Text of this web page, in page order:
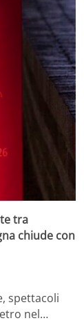
tra
chiude con
spettacoli
nel…